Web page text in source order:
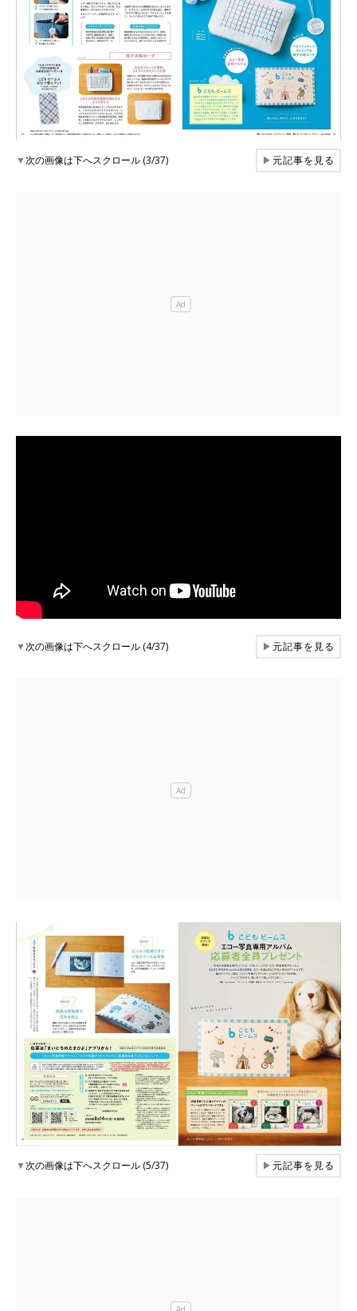
▼次の画像は下へスクロール (3/37) ▶元記事を見る
▼次の画像は下へスクロール (4/37) ▶元記事を見る
▼次の画像は下へスクロール (5/37) ▶元記事を見る